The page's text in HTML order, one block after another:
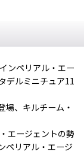
ンペリアル・エー
デルミニチュア11
場、キルチーム・
エージェントの勢
ペリアル・エージ